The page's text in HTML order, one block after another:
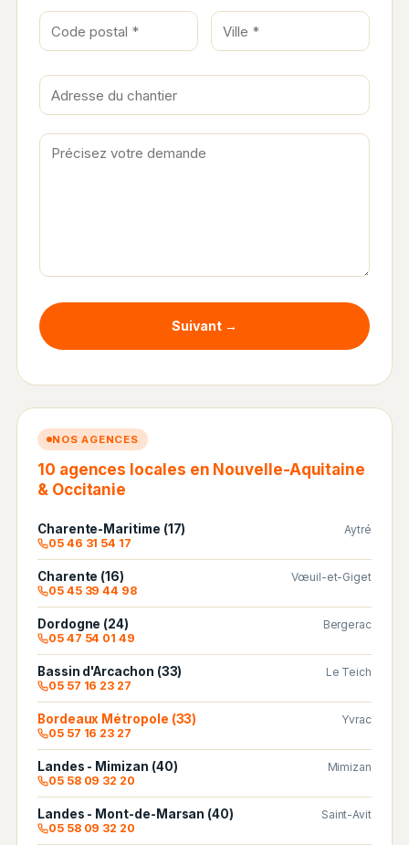
Suivant →
NOS AGENCES
10 agences locales en Nouvelle-Aquitaine
& Occitanie
Charente-Maritime (17)
Aytré
05 46 31 54 17
Charente (16)
Vœuil-et-Giget
05 45 39 44 98
Dordogne (24)
Bergerac
05 47 54 01 49
Bassin d'Arcachon (33)
Le Teich
05 57 16 23 27
Bordeaux Métropole (33)
Yvrac
05 57 16 23 27
Landes - Mimizan (40)
Mimizan
05 58 09 32 20
Landes - Mont-de-Marsan (40)
Saint-Avit
05 58 09 32 20